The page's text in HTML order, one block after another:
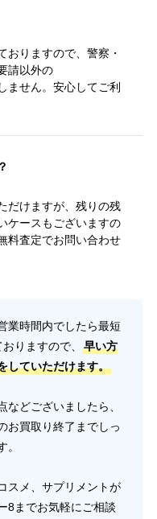
おりますので、警察・
請以外の
ません。安心してご利
だけますが、残りの残
ケースもございますの
料査定でお問い合わせ
業時間内でしたら最短
りますので、
早い方
していただけます。
どございましたら、
お買取り終了までしっ
スメ、サプリメントが
8までお気軽にご相談